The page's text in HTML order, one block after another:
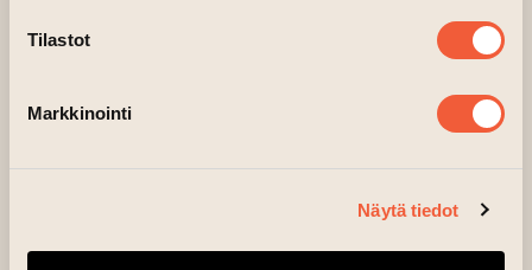
Tilastot
Markkinointi
Näytä tiedot
Taiteen talon ensimmäisestä kesästä 2022
alkaen järjestetty talon taiteilijoiden
ryhmänäyttely Yllin Kyllin on perinteisesti nähty